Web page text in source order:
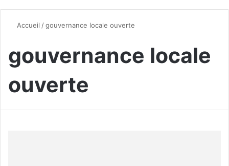
Accueil /gouvernance locale ouverte
gouvernance locale
ouverte